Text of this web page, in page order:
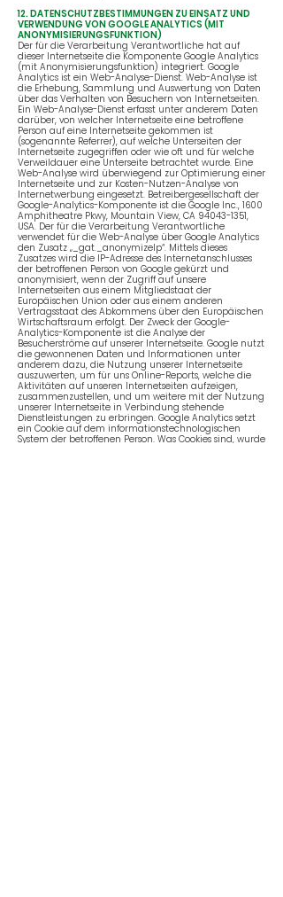
12. DATENSCHUTZBESTIMMUNGEN ZU EINSATZ UND
VERWENDUNG VON GOOGLE ANALYTICS (MIT
ANONYMISIERUNGSFUNKTION)
Der für die Verarbeitung Verantwortliche hat auf
dieser Internetseite die Komponente Google Analytics
(mit Anonymisierungsfunktion) integriert. Google
Analytics ist ein Web-Analyse-Dienst. Web-Analyse ist
die Erhebung, Sammlung und Auswertung von Daten
über das Verhalten von Besuchern von Internetseiten.
Ein Web-Analyse-Dienst erfasst unter anderem Daten
darüber, von welcher Internetseite eine betroffene
Person auf eine Internetseite gekommen ist
(sogenannte Referrer), auf welche Unterseiten der
Internetseite zugegriffen oder wie oft und für welche
Verweildauer eine Unterseite betrachtet wurde. Eine
Web-Analyse wird überwiegend zur Optimierung einer
Internetseite und zur Kosten-Nutzen-Analyse von
Internetwerbung eingesetzt. Betreibergesellschaft der
Google-Analytics-Komponente ist die Google Inc., 1600
Amphitheatre Pkwy, Mountain View, CA 94043-1351,
USA. Der für die Verarbeitung Verantwortliche
verwendet für die Web-Analyse über Google Analytics
den Zusatz „_gat._anonymizeIp“. Mittels dieses
Zusatzes wird die IP-Adresse des Internetanschlusses
der betroffenen Person von Google gekürzt und
anonymisiert, wenn der Zugriff auf unsere
Internetseiten aus einem Mitgliedstaat der
Europäischen Union oder aus einem anderen
Vertragsstaat des Abkommens über den Europäischen
Wirtschaftsraum erfolgt. Der Zweck der Google-
Analytics-Komponente ist die Analyse der
Besucherströme auf unserer Internetseite. Google nutzt
die gewonnenen Daten und Informationen unter
anderem dazu, die Nutzung unserer Internetseite
auszuwerten, um für uns Online-Reports, welche die
Aktivitäten auf unseren Internetseiten aufzeigen,
zusammenzustellen, und um weitere mit der Nutzung
unserer Internetseite in Verbindung stehende
Dienstleistungen zu erbringen. Google Analytics setzt
ein Cookie auf dem informationstechnologischen
System der betroffenen Person. Was Cookies sind, wurde